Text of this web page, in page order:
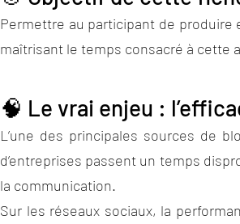
Permettre au participant de
maîtrisant le temps consacré à cette
🧠 Le vrai enjeu :
L’une des principales sources de
d’entreprises passent un temps
la communication.
Sur les réseaux sociaux, la